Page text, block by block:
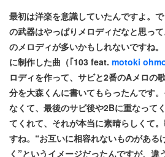
最初は洋楽を意識していたんですよ。
の武器はやっぱりメロディだなと思っ
のメロディが多いかもしれないですね
に制作した曲（｢103 feat. motoki
ロディを作って、サビと2番のAメロの
分を大森くんに書いてもらったんです
なくて、最後のサビ後や2Bに重なって
てくれて、それが本当に素晴らしくて
すね。“お互いに相容れないものがある
く”というイメージだったんですが、違